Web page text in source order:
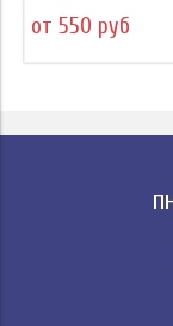
от 550 руб